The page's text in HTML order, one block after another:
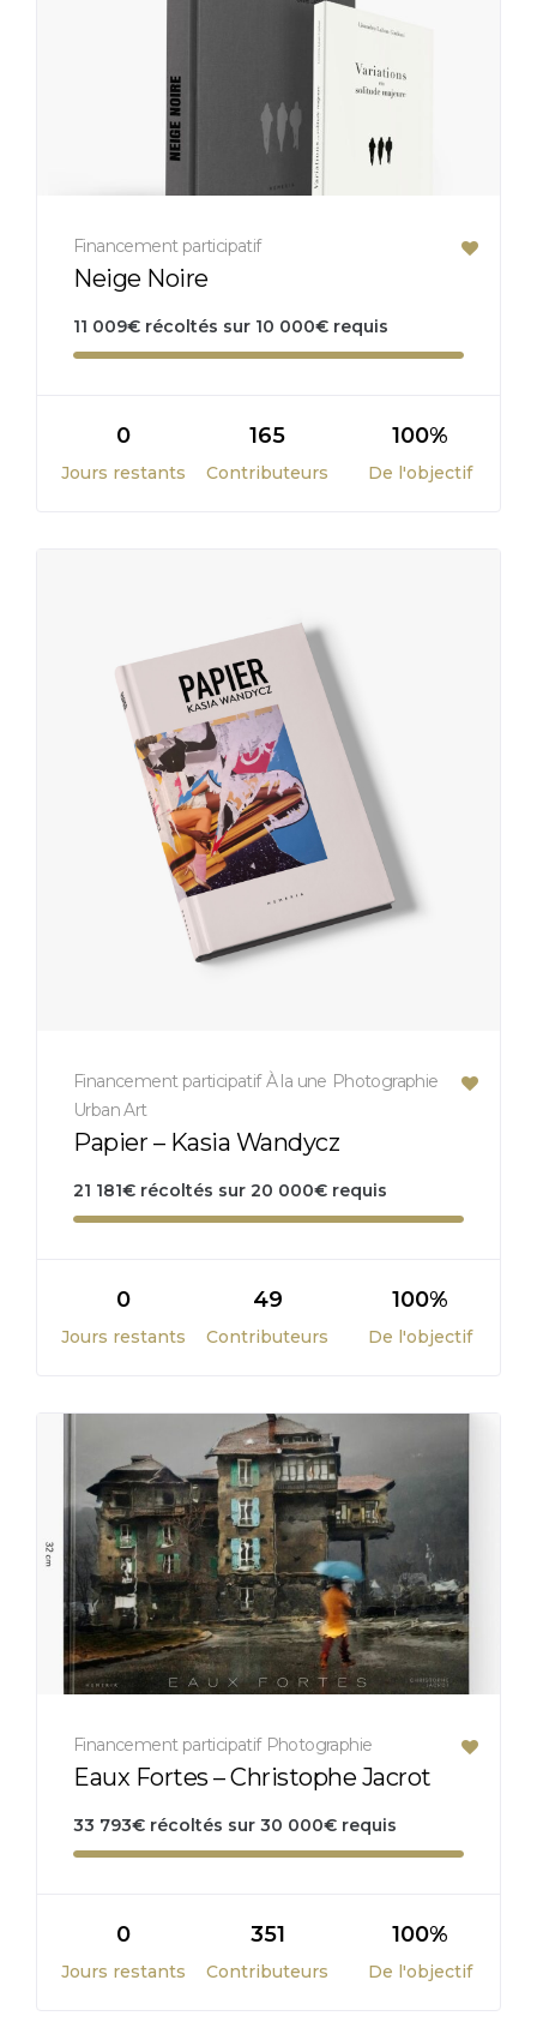
Financement participatif
Neige Noire
11 009€ récoltés sur 10 000€ requis
0
Jours restants
165
Contributeurs
100%
De l'objectif
Financement participatif À la une Photographie
Urban Art
Papier – Kasia Wandycz
21 181€ récoltés sur 20 000€ requis
0
Jours restants
49
Contributeurs
100%
De l'objectif
Financement participatif Photographie
Eaux Fortes – Christophe Jacrot
33 793€ récoltés sur 30 000€ requis
0
Jours restants
351
Contributeurs
100%
De l'objectif